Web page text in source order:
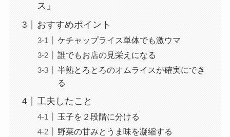
ス」
おすすめポイント
ケチャップライス単体でも激ウマ
誰でもお店の見栄えになる
半熟とろとろのオムライスが確実にでき
る
工夫したこと
玉子を２段階に分ける
野菜の甘みとうま味を凝縮する